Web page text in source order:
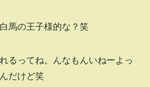
馬の王子様的な？笑
るってね。んなもんいねーよっ
だけど笑